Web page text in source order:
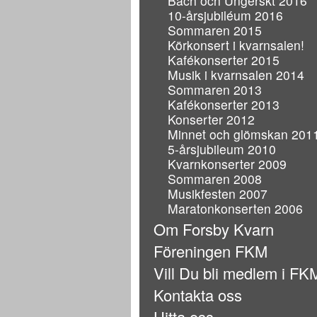
10-årsjubiléum 2016
Sommaren 2015
Körkonsert i kvarnsalen!
Kafékonserter 2015
Musik i kvarnsalen 2014
Sommaren 2013
Kafékonserter 2013
Konserter 2012
Minnet och glömskan
5-årsjubileum 2010
Kvarnkonserter 2009
Sommaren 2008
Musikfesten 2007
Maratonkonserten 2006
Om Forsby Kvarn
Föreningen FKM
Vill Du bli medlem i
Kontakta oss